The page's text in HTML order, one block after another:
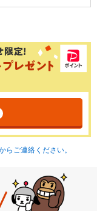
ご連絡ください。